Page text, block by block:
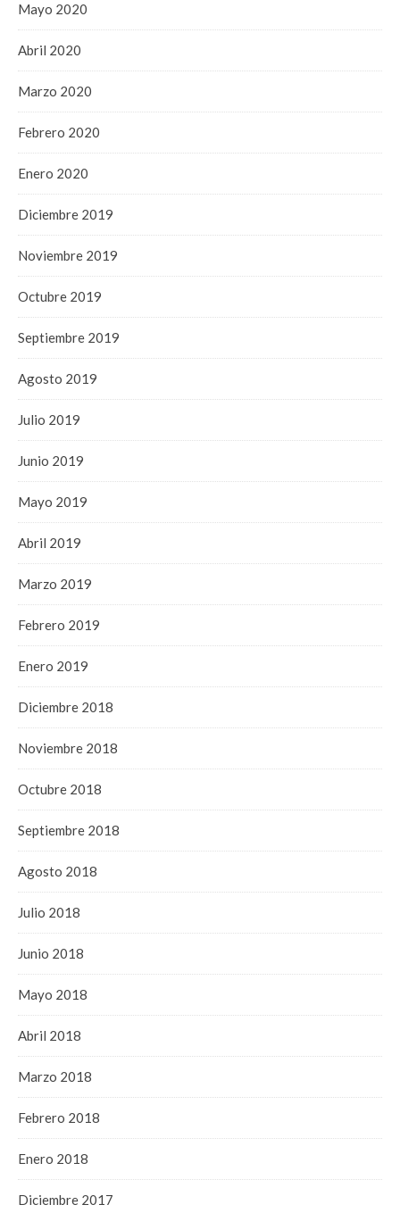
Mayo 2020
Abril 2020
Marzo 2020
Febrero 2020
Enero 2020
Diciembre 2019
Noviembre 2019
Octubre 2019
Septiembre 2019
Agosto 2019
Julio 2019
Junio 2019
Mayo 2019
Abril 2019
Marzo 2019
Febrero 2019
Enero 2019
Diciembre 2018
Noviembre 2018
Octubre 2018
Septiembre 2018
Agosto 2018
Julio 2018
Junio 2018
Mayo 2018
Abril 2018
Marzo 2018
Febrero 2018
Enero 2018
Diciembre 2017